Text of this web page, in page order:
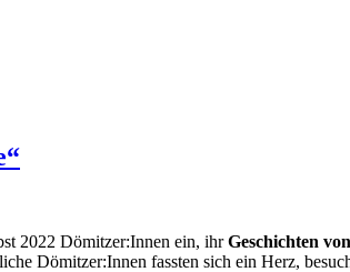
2022 Dömitzer:Innen ein, ihrGeschichten
Dömitzer:Innen fassten sich ein Herz,